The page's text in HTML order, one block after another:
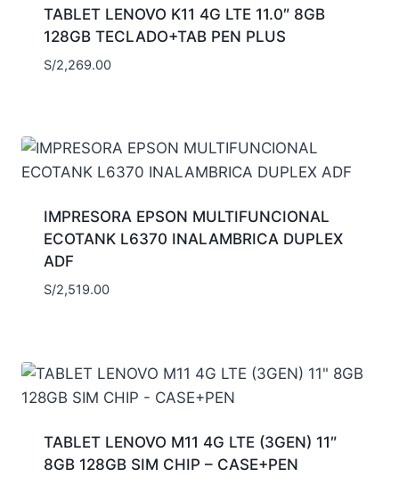
TABLET LENOVO K11 4G LTE 11.0″ 8GB
128GB TECLADO+TAB PEN PLUS
S/2,269.00
IMPRESORA EPSON MULTIFUNCIONAL
ECOTANK L6370 INALAMBRICA DUPLEX
ADF
S/2,519.00
TABLET LENOVO M11 4G LTE (3GEN) 11″
8GB 128GB SIM CHIP – CASE+PEN